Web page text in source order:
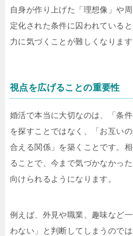
自身が作り上げた「理想像」や
定化された条件に囚われている
力に気づくことが難しくなります
視点を広げることの重要性
婚活で本当に大切なのは、「条件
を探すことではなく、「お互い
合える関係」を築くことです。
ることで、今まで気づかなかっ
向けられるようになります。
例えば、外見や職業、趣味など
わない」と判断してしまうので